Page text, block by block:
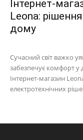
Інтернет-
Leona:
дому
Сучасний світ важко
забезпечує комфорт у
Інтернет-магазин
електротехнічних